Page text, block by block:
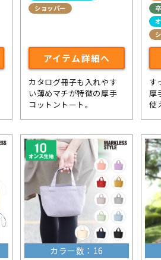
ショッパー
アイテム詳細へ
カタログ冊子も入れやす
い薄めマチが特徴の厚手
コットントート。
す
厚
使
カラー数：16